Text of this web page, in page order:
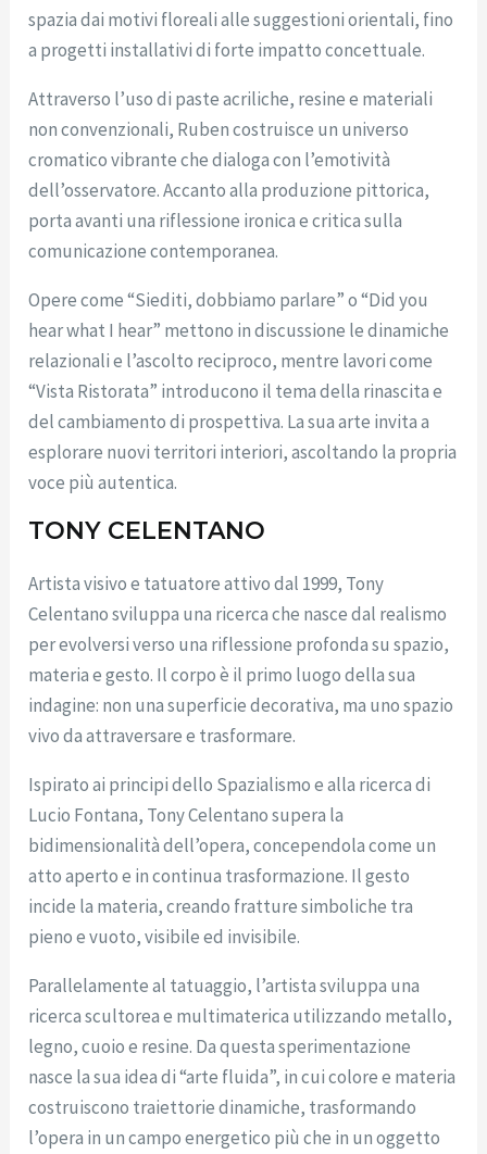
spazia dai motivi floreali alle suggestioni orientali, fino
a progetti installativi di forte impatto concettuale.
Attraverso l’uso di paste acriliche, resine e materiali
non convenzionali, Ruben costruisce un universo
cromatico vibrante che dialoga con l’emotività
dell’osservatore. Accanto alla produzione pittorica,
porta avanti una riflessione ironica e critica sulla
comunicazione contemporanea.
Opere come “Siediti, dobbiamo parlare” o “Did you
hear what I hear” mettono in discussione le dinamiche
relazionali e l’ascolto reciproco, mentre lavori come
“Vista Ristorata” introducono il tema della rinascita e
del cambiamento di prospettiva. La sua arte invita a
esplorare nuovi territori interiori, ascoltando la propria
voce più autentica.
TONY CELENTANO
Artista visivo e tatuatore attivo dal 1999, Tony
Celentano sviluppa una ricerca che nasce dal realismo
per evolversi verso una riflessione profonda su spazio,
materia e gesto. Il corpo è il primo luogo della sua
indagine: non una superficie decorativa, ma uno spazio
vivo da attraversare e trasformare.
Ispirato ai principi dello Spazialismo e alla ricerca di
Lucio Fontana, Tony Celentano supera la
bidimensionalità dell’opera, concependola come un
atto aperto e in continua trasformazione. Il gesto
incide la materia, creando fratture simboliche tra
pieno e vuoto, visibile ed invisibile.
Parallelamente al tatuaggio, l’artista sviluppa una
ricerca scultorea e multimaterica utilizzando metallo,
legno, cuoio e resine. Da questa sperimentazione
nasce la sua idea di “arte fluida”, in cui colore e materia
costruiscono traiettorie dinamiche, trasformando
l’opera in un campo energetico più che in un oggetto